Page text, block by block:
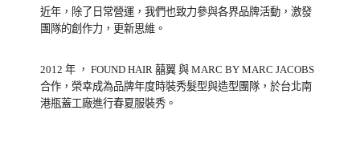
近年，除了日常營運，我們也致力參與各界品牌活動，激發
團隊的創作力，更新思維。
2012 年 ， FOUND HAIR 囍翼 與 MARC BY MARC JACOBS
合作，榮幸成為品牌年度時裝秀髮型與造型團隊，於台北南
港瓶蓋工廠進行春夏服裝秀。